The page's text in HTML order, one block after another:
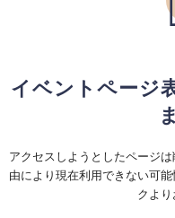
イベントページ
アクセスしようとしたページ
由により現在利用できない可
クより